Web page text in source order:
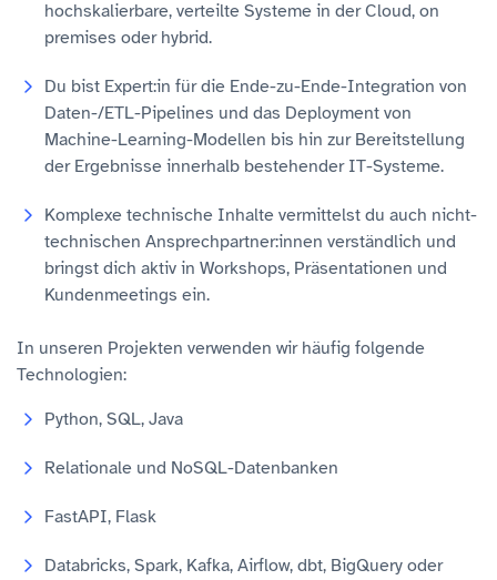
hochskalierbare, verteilte Systeme in der Cloud, on
premises oder hybrid.
Du bist Expert:in für die Ende-zu-Ende-Integration von
Daten-/ETL-Pipelines und das Deployment von
Machine-Learning-Modellen bis hin zur Bereitstellung
der Ergebnisse innerhalb bestehender IT-Systeme.
Komplexe technische Inhalte vermittelst du auch nicht-
technischen Ansprechpartner:innen verständlich und
bringst dich aktiv in Workshops, Präsentationen und
Kundenmeetings ein.
In unseren Projekten verwenden wir häufig folgende
Technologien:
Python, SQL, Java
Relationale und NoSQL-Datenbanken
FastAPI, Flask
Databricks, Spark, Kafka, Airflow, dbt, BigQuery oder